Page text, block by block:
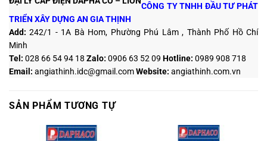
CÔNG TY TNHH ĐẦU TƯ PHÁT
TRIỂN XÂY DỰNG AN GIA THỊNH
Add:242/1 - 1A Bà Hom, Phường Phú Lâm , Thành Phố Hồ Chí
Minh
Tel: 028 66 54 94 18 Zalo:0906 63 52 09 Hotline: 0989 908 718
Email: angiathinh.idc@gmail.comWebsite: angiathinh.com.vn
SẢN PHẨM TƯƠNG TỰ